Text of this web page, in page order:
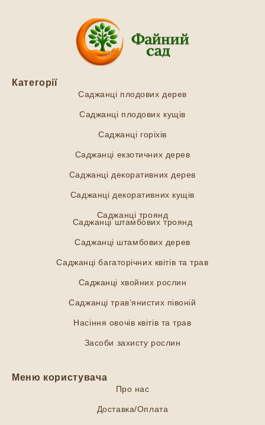
Категорії
Саджанці плодових дерев
Саджанці плодових кущів
Саджанці горіхів
Саджанці екзотичних дерев
Саджанці декоративних дерев
Саджанці декоративних кущів
Саджанці троянд
Саджанці штамбових троянд
Саджанці штамбових дерев
Саджанці багаторічних квітів та трав
Саджанці хвойних рослин
Саджанці трав’янистих півоній
Насіння овочів квітів та трав
Засоби захисту рослин
Меню користувача
Про нас
Доставка/Оплата